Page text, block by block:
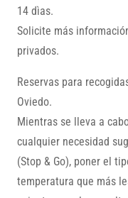
14 dìas.
Solicite más
privados.
Reservas para
Oviedo.
Mientras se lleva a
cualquier necesidad
(Stop & Go), poner el
temperatura que más